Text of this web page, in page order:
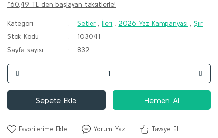
*60,49 TL den başlayan taksitlerle!
Kategori Setler ,İleri 2026 Yaz Kampanyası ,Şiir
Stok Kodu
103041
Sayfa sayısı
832
Sepete Ekle Hemen Al
Yorum Yaz Tavsiye Et